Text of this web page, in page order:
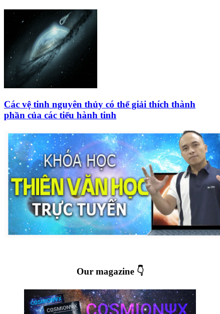
Các vệ tinh nguyên thủy có thể giải thích thành
phần của các tiểu hành tinh
Our magazine 👇